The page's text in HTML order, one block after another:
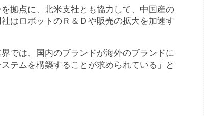
拠点に、北米支社とも協力して、中国産の
はロボットのＲ＆Ｄや販売の拡大を加速す
では、国内のブランドが海外のブランドに
テムを構築することが求められている」と